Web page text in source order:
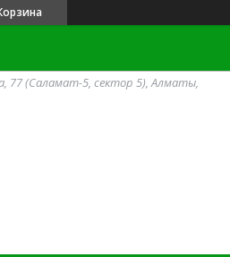
77 (Саламат-5, сектор 5), Алматы,